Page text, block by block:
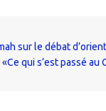
sur le débat
qui s’est passé au